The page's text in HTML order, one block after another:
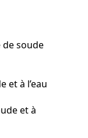
soude
et à l’eau
et à